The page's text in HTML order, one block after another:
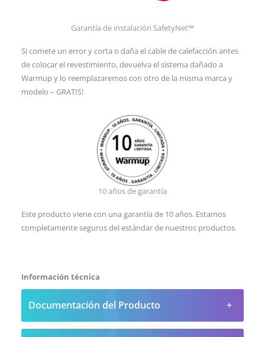
Garantía de instalación SafetyNet™
Si comete un error y corta o daña el cable de calefacción antes
de colocar el revestimiento, devuelva el sistema dañado a
Warmup y lo reemplazaremos con otro de la misma marca y
modelo – GRATIS!
10 años de garantía
Este producto viene con una garantía de 10 años. Estamos
completamente seguros del estándar de nuestros productos.
Información técnica
Documentación del Producto